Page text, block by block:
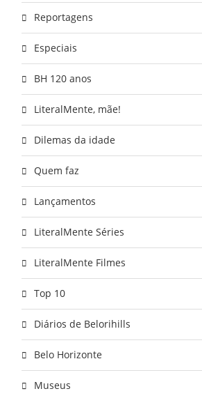
Reportagens
Especiais
BH 120 anos
LiteralMente, mãe!
Dilemas da idade
Quem faz
Lançamentos
LiteralMente Séries
LiteralMente Filmes
Top 10
Diários de Belorihills
Belo Horizonte
Museus